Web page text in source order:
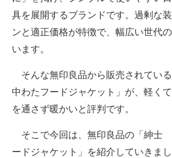
スマホと通信の最新トレンド
好きが集まる 比べて選べる
ビジネスと働き方のヒント
具を展開するブランドです。過剰な
ンと適正価格が特徴で、幅広い世代
います。
そんな無印良品から販売されてい
中わたフードジャケット」が、軽く
を通さず暖かいと評判です。
そこで今回は、無印良品の「紳士
ードジャケット」を紹介していきまし